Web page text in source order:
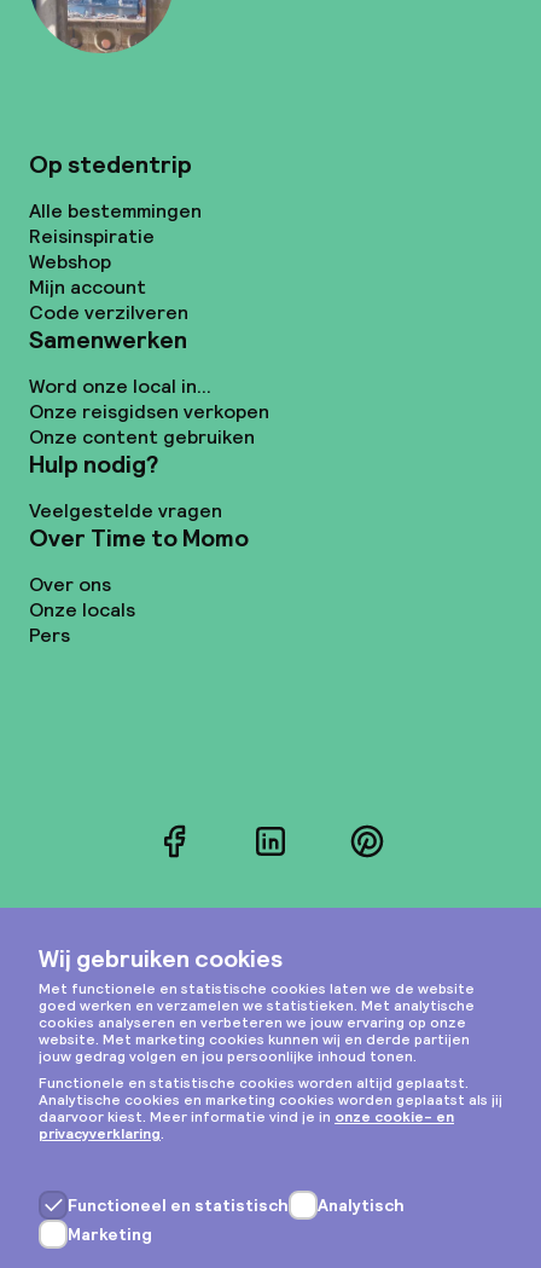
Op stedentrip
Alle bestemmingen
Reisinspiratie
Webshop
Mijn account
Code verzilveren
Samenwerken
Word onze local in...
Onze reisgidsen verkopen
Onze content gebruiken
Hulp nodig?
Veelgestelde vragen
Over Time to Momo
Over ons
Onze locals
Pers
FacebookLinkedInPinterest
Instagram
Privacy & cookies
Algemene voorwaarden